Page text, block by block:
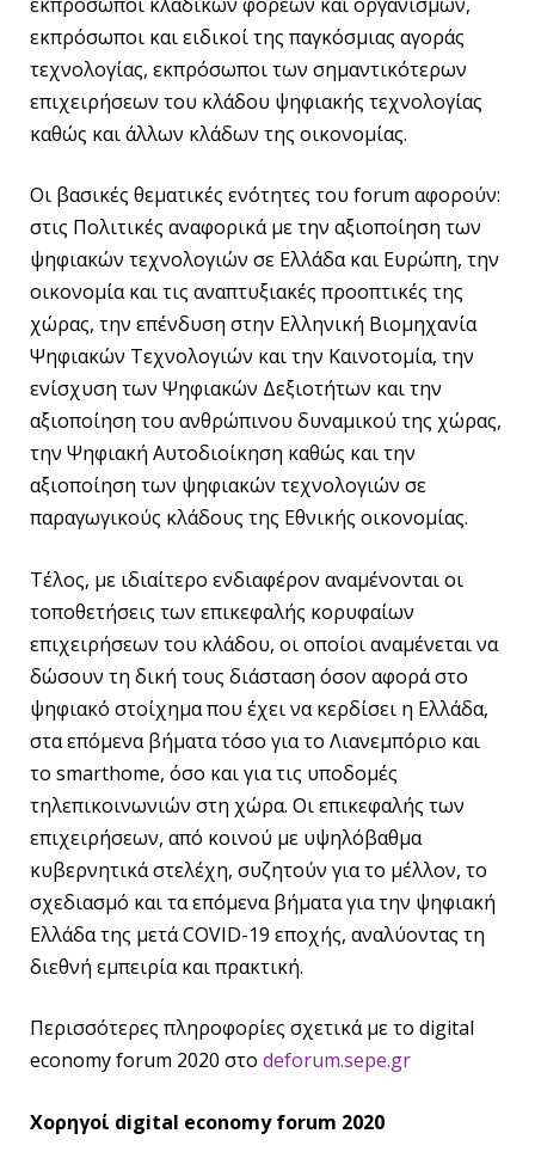
εκπρόσωποι και ειδικοί της παγκόσμιας αγοράς
τεχνολογίας, εκπρόσωποι των σημαντικότερων
επιχειρήσεων του κλάδου ψηφιακής τεχνολογίας
καθώς και άλλων κλάδων της οικονομίας.
Οι βασικές θεματικές ενότητες του forum αφορούν:
στις Πολιτικές αναφορικά με την αξιοποίηση των
ψηφιακών τεχνολογιών σε Ελλάδα και Ευρώπη, την
οικονομία και τις αναπτυξιακές προοπτικές της
χώρας, την επένδυση στην Ελληνική Βιομηχανία
Ψηφιακών Τεχνολογιών και την Καινοτομία, την
ενίσχυση των Ψηφιακών Δεξιοτήτων και την
αξιοποίηση του ανθρώπινου δυναμικού της χώρας,
την Ψηφιακή Αυτοδιοίκηση καθώς και την
αξιοποίηση των ψηφιακών τεχνολογιών σε
παραγωγικούς κλάδους της Εθνικής οικονομίας.
Τέλος, με ιδιαίτερο ενδιαφέρον αναμένονται οι
τοποθετήσεις των επικεφαλής κορυφαίων
επιχειρήσεων του κλάδου, οι οποίοι αναμένεται να
δώσουν τη δική τους διάσταση όσον αφορά στο
ψηφιακό στοίχημα που έχει να κερδίσει η Ελλάδα,
στα επόμενα βήματα τόσο για το Λιανεμπόριο και
το smarthome, όσο και για τις υποδομές
τηλεπικοινωνιών στη χώρα. Οι επικεφαλής των
επιχειρήσεων, από κοινού με υψηλόβαθμα
κυβερνητικά στελέχη, συζητούν για το μέλλον, το
σχεδιασμό και τα επόμενα βήματα για την ψηφιακή
Ελλάδα της μετά COVID-19 εποχής, αναλύοντας τη
διεθνή εμπειρία και πρακτική.
Περισσότερες πληροφορίες σχετικά με το digital
economy forum 2020 στο deforum.sepe.gr
Χορηγοί digital economy forum 2020